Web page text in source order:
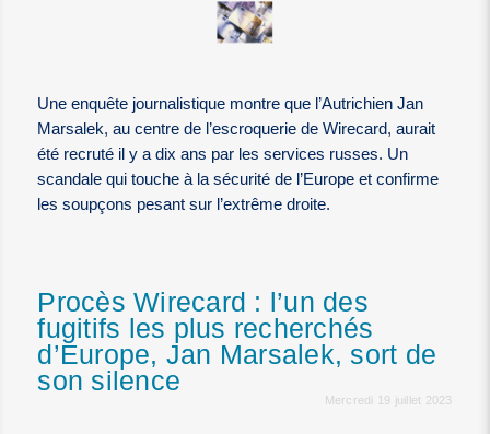
Une enquête journalistique montre que l’Autrichien Jan
Marsalek, au centre de l’escroquerie de Wirecard, aurait
été recruté il y a dix ans par les services russes. Un
scandale qui touche à la sécurité de l’Europe et confirme
les soupçons pesant sur l’extrême droite.
Procès Wirecard : l’un des
fugitifs les plus recherchés
d’Europe, Jan Marsalek, sort de
son silence
Mercredi 19 juillet 2023